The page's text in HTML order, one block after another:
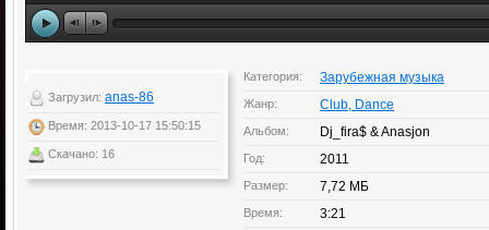
Загрузил: anas-86
Время: 2013-10-17 15:50:15
Скачано: 16
Категория: Зарубежная музыка
Жанр: Club, Dance
Альбом: Dj_fira$ & Anasjon
Год: 2011
Размер: 7,72 МБ
Время: 3:21